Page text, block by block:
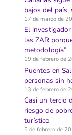
bajos del
17 de marzo de
El
las ZAR
metodología”
19 de febrero de
Puentes en
personas sin
13 de febrero de
Casi un tercio
riesgo de
turístico
5 de febrero de